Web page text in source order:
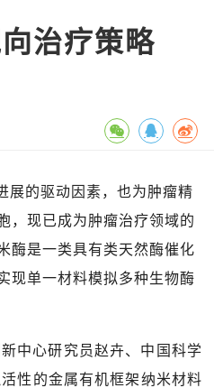
治疗策略
展的驱动因素，也为肿瘤精
，现已成为肿瘤治疗领域的
酶是一类具有类天然酶催化
现单一材料模拟多种生物酶
中心研究员赵卉、中国科学
性的金属有机框架纳米材料